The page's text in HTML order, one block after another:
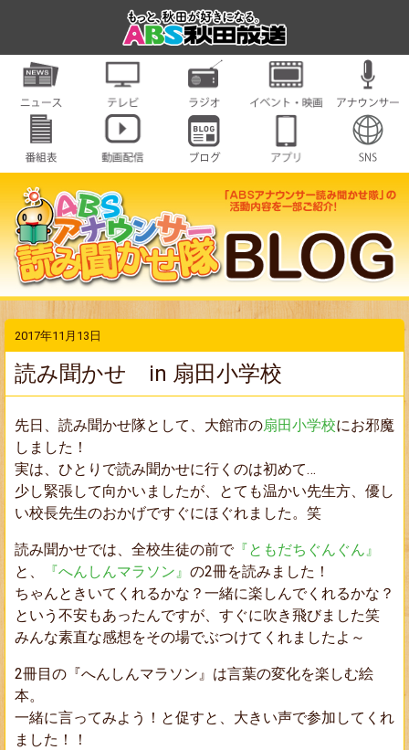
2017年11月13日
読み聞かせ in 扇田小学校
先日、 読み聞かせ隊として、大館市の扇田小学校にお邪魔
しました！
実は、ひとりで読み聞かせに行くのは初めて…
少し緊張して向かいましたが、とても温かい先生方、優し
い校長先生のおかげですぐにほぐれました。笑
読み聞かせでは、全校生徒の前で『ともだちぐんぐん』
と、
『へんしんマラソン』 の2冊を読みました！
ちゃんときいてくれるかな？一緒に楽しんでくれるかな？
という不安もあったんですが、すぐに吹き飛びました笑
みんな素直な感想をその場でぶつけてくれましたよ～
2冊目の『へんしんマラソン』は言葉の変化を楽しむ絵
本。
一緒に言ってみよう！と促すと、大きい声で参加してくれ
ました！！